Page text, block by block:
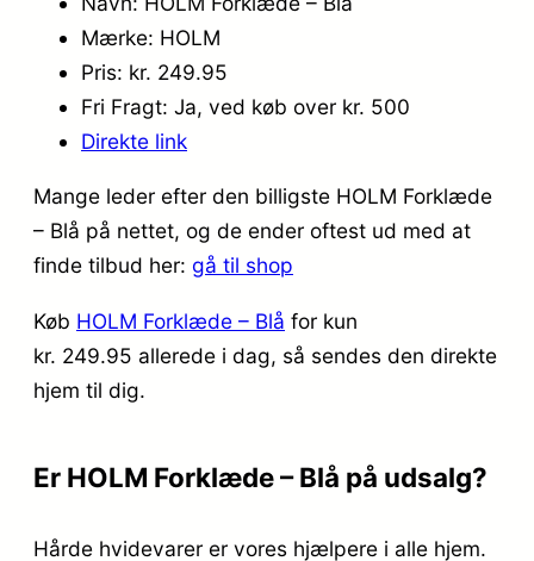
Mærke: HOLM
Pris: kr. 249.95
Fri Fragt: Ja, ved køb over kr. 500
Direkte link
Mange leder efter den billigste HOLM Forklæde
– Blå på nettet, og de ender oftest ud med at
finde tilbud her: gå til shop
Køb HOLM Forklæde – Blå for kun
kr. 249.95 allerede i dag, så sendes den direkte
hjem til dig.
Er HOLM Forklæde – Blå på udsalg?
Hårde hvidevarer er vores hjælpere i alle hjem.